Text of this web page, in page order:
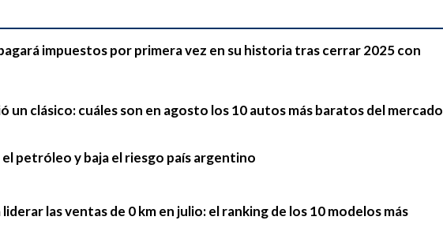
impuestos por primera vez en su historia tras cerrar 2025 con
un clásico: cuáles son en agosto los 10 autos más baratos del mercado
petróleo y baja el riesgo país argentino
las ventas de 0 km en julio: el ranking de los 10 modelos más